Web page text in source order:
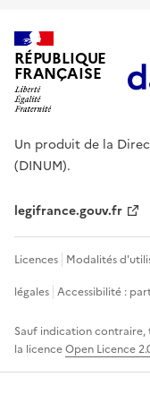
RÉPUBLIQUE
FRANÇAISE
Un produit de la
(DINUM).
legifrance.gouv.fr
Licences Modalités
légales Accessibilité :
Sauf indication contraire,
la licenceOpen Licence